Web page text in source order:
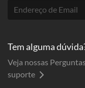
Tem alguma
Veja nossas
suporte